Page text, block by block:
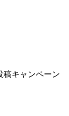
稿キャンペーン